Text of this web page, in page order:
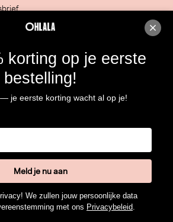
Lendelede 2026- With from Plenso
korting op je eerste
bestelling!
je eerste korting wacht al op je!
Meld je nu aan
We zullen jouw persoonlijke data
met ons Privacybeleid.